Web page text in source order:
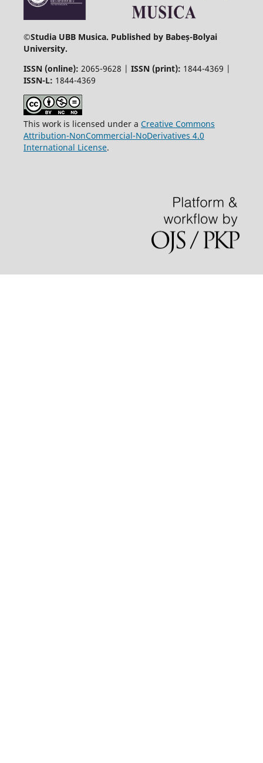
©Studia UBB Musica. Published by Babeș-Bolyai
University.
ISSN (online): 2065-9628 | ISSN (print): 1844-4369 |
ISSN-L: 1844-4369
This work is licensed under a Creative Commons
Attribution-NonCommercial-NoDerivatives 4.0
International License.